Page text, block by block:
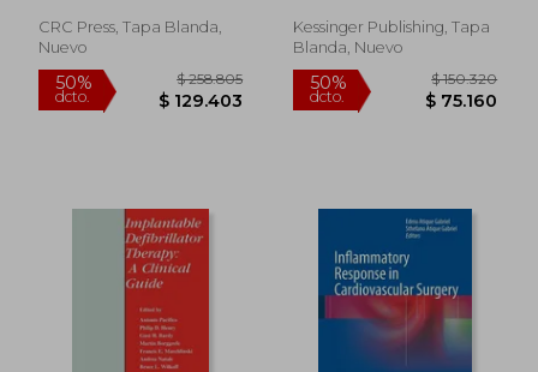
CRC Press, Tapa Blanda,
Nuevo
Alemán)
Kessinger Publishing, Tapa
Blanda, Nuevo